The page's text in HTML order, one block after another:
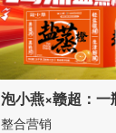
泡小燕×赣超：一
与品牌塑造之战
整合营销